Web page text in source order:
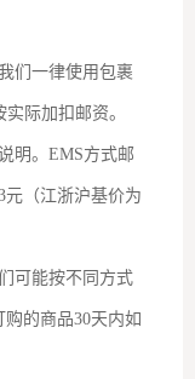
们一律使用包裹
际加扣邮资。
明。EMS方式邮
元（江浙沪基价为
可能按不同方式
的商品30天内如